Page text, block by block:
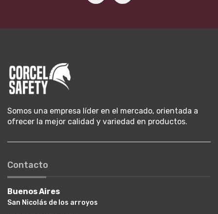
Somos una empresa líder en el mercado, orientada a
ofrecer la mejor calidad y variedad en productos.
Contacto
Buenos Aires
San Nicolás de los arroyos